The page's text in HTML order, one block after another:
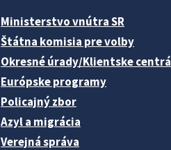
Ministerstvo vnútra SR
Štátna komisia pre volby
Okresné úrady/Klientske centrá
Európske programy
Policajný zbor
Azyl a migrácia
Verejná správa